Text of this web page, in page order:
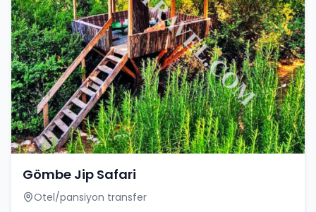
Gömbe Jip Safari
Otel/pansiyon transfer